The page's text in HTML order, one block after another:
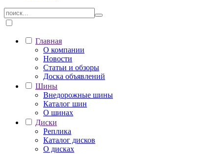
Главная
О компании
Новости
Статьи и обзоры
Доска объявлений
Шины
Внедорожные шины
Каталог шин
О шинах
Диски
Реплика
Каталог дисков
О дисках